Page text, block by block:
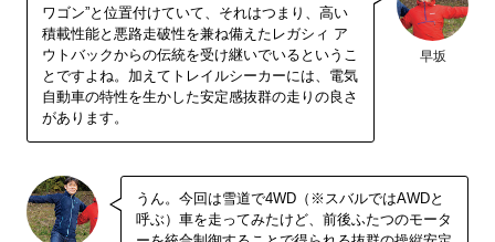
ワゴン”と位置付けていて、それはつまり、高い
積載性能と悪路走破性を兼ね備えたレガシィ ア
ウトバックからの伝統を受け継いでいるというこ
とですよね。加えてトレイルシーカーには、電気
自動車の特性を生かした安定感抜群の走りの良さ
があります。
早坂
うん。今回は雪道で4WD（※スバルではAWDと
呼ぶ）車を走ってみたけど、前後ふたつのモータ